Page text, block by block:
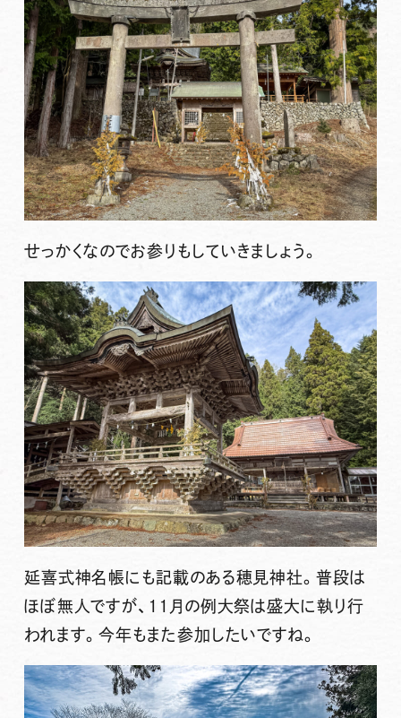
せっかくなのでお参りもしていきましょう。
延喜式神名帳にも記載のある穂見神社。普段は
ほぼ無人ですが、11月の例大祭は盛大に執り行
われます。今年もまた参加したいですね。